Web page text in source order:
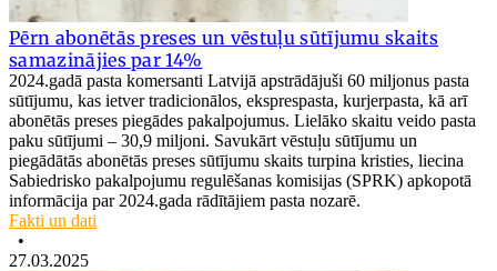
Pērn abonētās preses un vēstuļu sūtījumu skaits
samazinājies par 14%
2024.gadā pasta komersanti Latvijā apstrādājuši 60 miljonus pasta
sūtījumu, kas ietver tradicionālos, eksprespasta, kurjerpasta, kā arī
abonētās preses piegādes pakalpojumus. Lielāko skaitu veido pasta
paku sūtījumi – 30,9 miljoni. Savukārt vēstuļu sūtījumu un
piegādātās abonētās preses sūtījumu skaits turpina kristies, liecina
Sabiedrisko pakalpojumu regulēšanas komisijas (SPRK) apkopotā
informācija par 2024.gada rādītājiem pasta nozarē.
Fakti un dati
•
27.03.2025